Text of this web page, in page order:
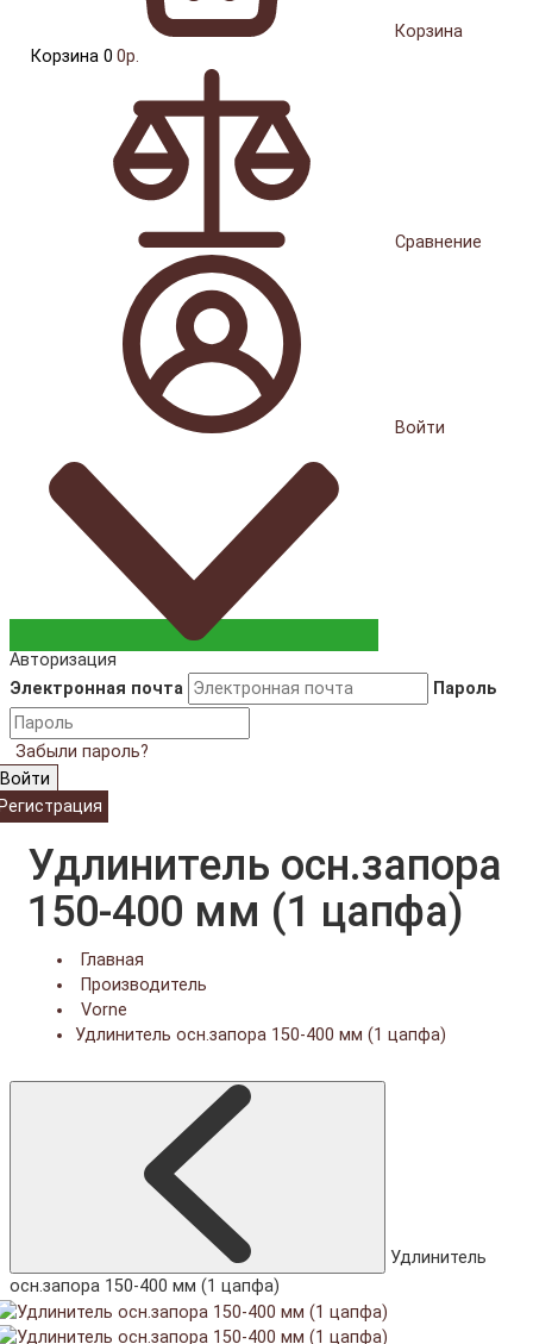
Корзина
Корзина 0 0р.
Сравнение
Войти
Авторизация
Электронная почта
Пароль
Забыли пароль?
Войти
Удлинитель осн.запора
150-400 мм (1 цапфа)
Главная
Производитель
Vorne
Удлинитель осн.запора 150-400 мм (1 цапфа)
Удлинитель
осн.запора 150-400 мм (1 цапфа)